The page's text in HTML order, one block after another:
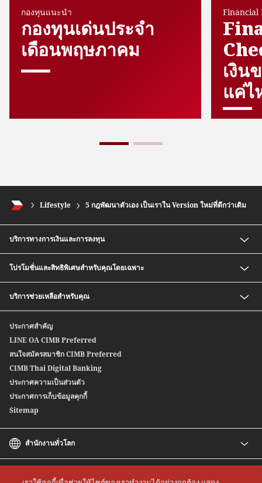
กองทุนแนะนำ
กองทุนเด่นประจำ
เดือนพฤษภาคม
Financial
เงิน
แค่ไ
Lifestyle 5 กฎพัฒนาตัวเอง เป็นเราใน Version ใหม่ที่ดีกว่าเดิม
บริการทางการเงินและการลงทุน
กองทุนรวม
บริการซื้อ-ขายตราสารหนี้ก่อนครบกำหนด
หุ้นกู้อนุพันธ์แฝง
บริการซื้อ-ขายตราสารหนี้สกุลเงินต่างประเทศ
สปีดเซนด์
ซีไอเอ็มบี ไทย บริการโอนเงินระหว่างประเทศ
Wealth Credit Line
หุ้นกู้ตลาดแรก
โปรโมชั่นและสิทธิพิเศษสำหรับคุณโดยเฉพาะ
Safe Deposit Box Privilege
บริการช่วยเหลือสำหรับคุณ
สาขาของเรา
ประกาศสำคัญ
LINE OA CIMB Preferred
สนใจสมัครสมาชิก CIMB Preferred
CIMB Thai Digital Banking
ประกาศความเป็นส่วนตัว
ประกาศการเก็บข้อมูลคุกกี้
Sitemap
สำนักงานทั่วโลก
CIMB Islamic